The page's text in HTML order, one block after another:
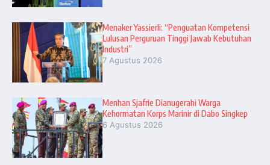
Menaker Yassierli: “Penguatan Kompetensi
Lulusan Perguruan Tinggi Jawab Kebutuhan
Industri”
7 Agustus 2026
Menhan Sjafrie Dianugerahi Warga
Kehormatan Korps Marinir di Dabo Singkep
6 Agustus 2026